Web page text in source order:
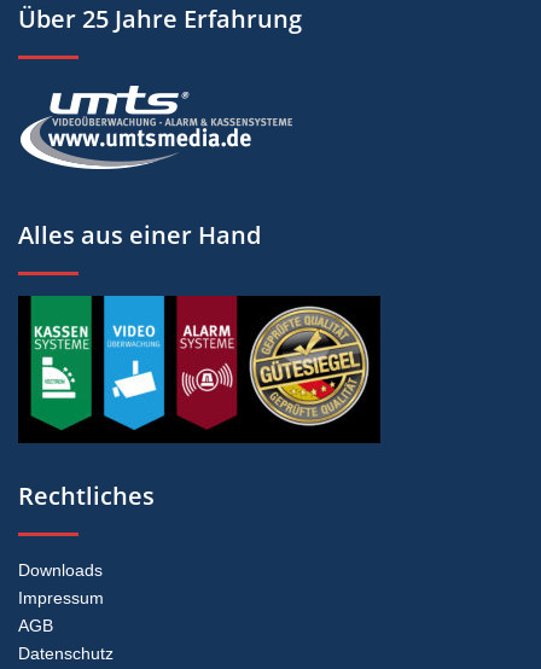
Über 25 Jahre Erfahrung
Alles aus einer Hand
Rechtliches
Downloads
Impressum
AGB
Datenschutz